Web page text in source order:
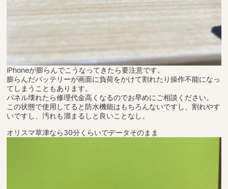
iPhoneが膨らんでこうなってきたら要注意です。
膨らんだバッテリーが画面に負荷をかけて割れたり操作不能になっ
てしまうこともあります。
パネル壊れたら修理代金高くなるのでお早めにご相談ください。
この状態で使用してると防水機能はもちろんないですし、割れやす
いですし、汚れも溜まるしと良いことなし。
オリスマ草津なら30分くらいでデータそのまま